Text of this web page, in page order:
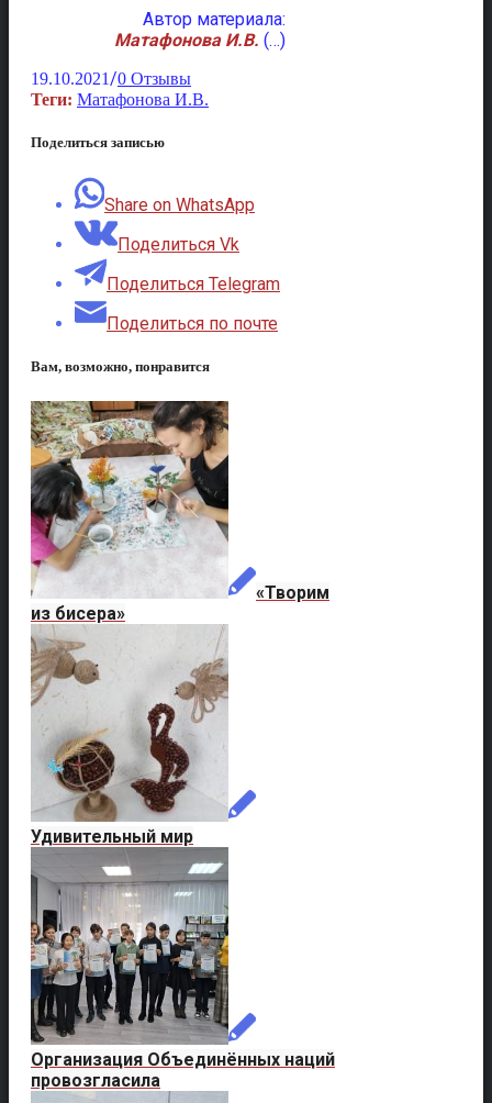
Автор материала:
Матафонова И.В. (…)
19.10.2021/0 Отзывы
Теги: Матафонова И.В.
Поделиться записью
Share on WhatsApp
Поделиться Vk
Поделиться Telegram
Поделиться по почте
Вам, возможно, понравится
«Творим
из бисера»
Удивительный мир
Организация Объединённых наций
провозгласила